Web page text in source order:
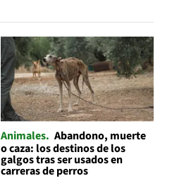
Animales Abandono, muerte
o caza: los destinos de los
galgos tras ser usados en
carreras de perros